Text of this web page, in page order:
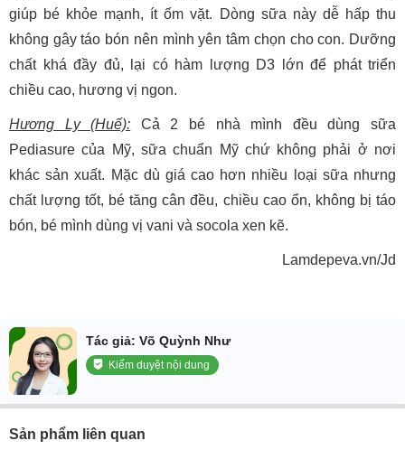
giúp bé khỏe mạnh, ít ốm vặt. Dòng sữa này dễ hấp thu
không gây táo bón nên mình yên tâm chọn cho con. Dưỡng
chất khá đầy đủ, lại có hàm lượng D3 lớn để phát triển
chiều cao, hương vị ngon.
Hương Ly (Huế): Cả 2 bé nhà mình đều dùng sữa
Pediasure của Mỹ, sữa chuẩn Mỹ chứ không phải ở nơi
khác sản xuất. Mặc dù giá cao hơn nhiều loại sữa nhưng
chất lượng tốt, bé tăng cân đều, chiều cao ổn, không bị táo
bón, bé mình dùng vị vani và socola xen kẽ.
Lamdepeva.vn/Jd
Tác giả: Võ Quỳnh Như
Kiểm duyệt nội dung
Sản phẩm liên quan